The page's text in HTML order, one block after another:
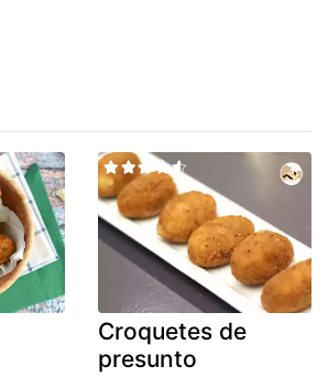
Croquetes de
presunto